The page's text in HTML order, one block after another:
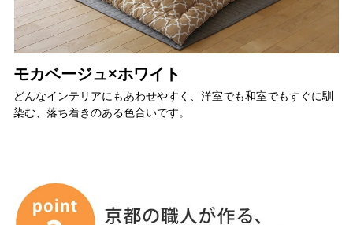
モカベージュ×ホワイト
どんなインテリアにもあわせやすく、洋室でも和室でもすぐに馴
染む、落ち着きのある色合いです。